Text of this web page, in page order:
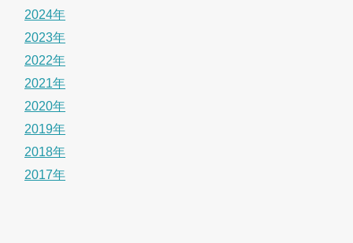
2024年
2023年
2022年
2021年
2020年
2019年
2018年
2017年